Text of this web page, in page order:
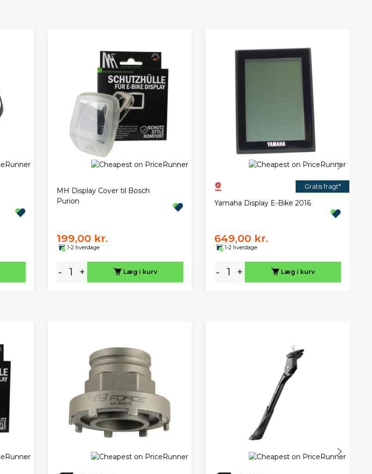
MH Display Cover til Bosch
Purion
199,00 kr.
1-2 hverdage
- + Læg i kurv
Gratis fragt*
Yamaha Display E-Bike 2016
649,00 kr.
1-2 hverdage
- + Læg i kurv